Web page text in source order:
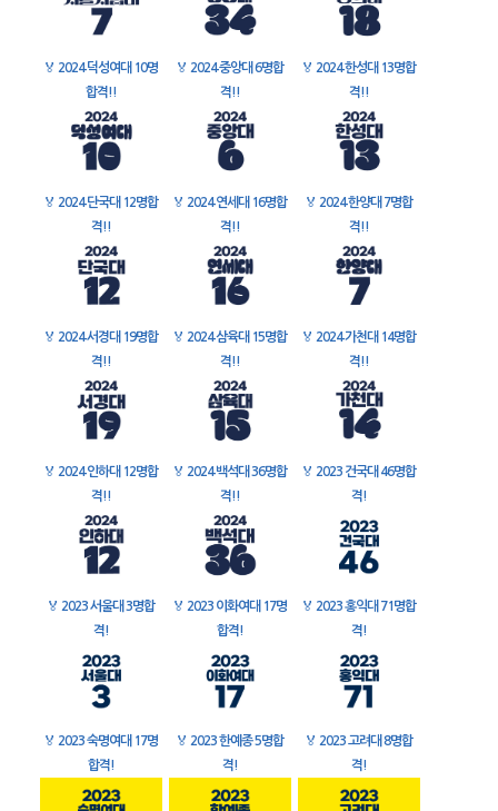
🏅 2024 덕성여대 10명
합격!!
🏅 2024 중앙대 6명합
격!!
🏅 2024 한성대 13명합
격!!
🏅 2024 단국대 12명합
격!!
🏅 2024 연세대 16명합
격!!
🏅 2024 한양대 7명합
격!!
🏅 2024 서경대 19명합
격!!
🏅 2024 삼육대 15명합
격!!
🏅 2024 가천대 14명합
격!!
🏅 2024 인하대 12명합
격!!
🏅 2024 백석대 36명합
격!!
🏅 2023 건국대 46명합
격!
🏅 2023 서울대 3명합
격!
🏅 2023 이화여대 17명
합격!
🏅 2023 홍익대 71명합
격!
🏅 2023 숙명여대 17명
합격!
🏅 2023 한예종 5명합
격!
🏅 2023 고려대 8명합
격!